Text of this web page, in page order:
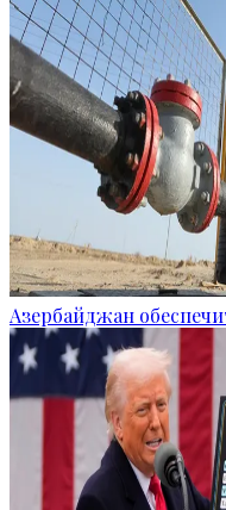
Азербайджан